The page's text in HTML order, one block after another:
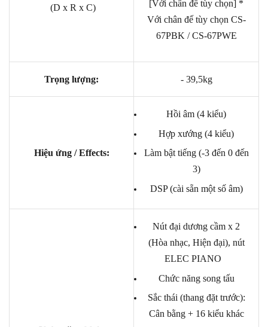
(D x R x C)
[Với chân đế tùy chọn] *
Với chân đế tùy chọn CS-
67PBK / CS-67PWE
Trọng lượng: - 39,5kg
Hiệu ứng / Effects:
Hồi âm (4 kiểu)
Hợp xướng (4 kiểu)
Làm bật tiếng (-3 đến 0 đến
3)
DSP (cài sẵn một số âm)
Nút đại dương cầm x 2
(Hòa nhạc, Hiện đại), nút
ELEC PIANO
Chức năng song tấu
Sắc thái (thang đặt trước):
Cân bằng + 16 kiểu khác